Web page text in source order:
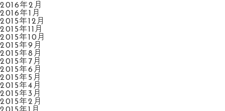
2016年2月
2016年1月
2015年12月
2015年11月
2015年10月
2015年9月
2015年8月
2015年7月
2015年6月
2015年5月
2015年4月
2015年3月
2015年2月